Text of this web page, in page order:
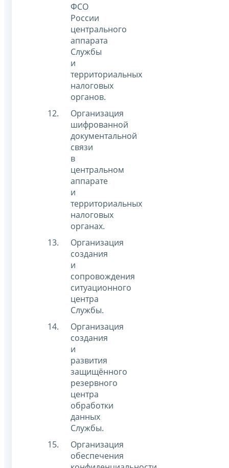
ФСО
России
центрального
аппарата
Службы
и
территориальных
налоговых
органов.
Организация
шифрованной
документальной
связи
в
центральном
аппарате
и
территориальных
налоговых
органах.
Организация
создания
и
сопровождения
ситуационного
центра
Службы.
Организация
создания
и
развития
защищённого
резервного
центра
обработки
данных
Службы.
Организация
обеспечения